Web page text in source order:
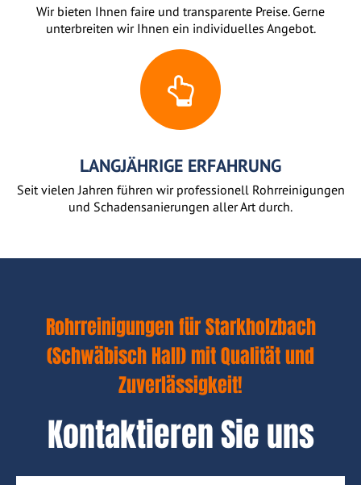
Wir bieten Ihnen faire und transparente Preise. Gerne
unterbreiten wir Ihnen ein individuelles Angebot.
LANGJÄHRIGE ERFAHRUNG
Seit vielen Jahren führen wir professionell Rohrreinigungen
und Schadensanierungen aller Art durch.
Rohrreinigungen für Starkholzbach
(Schwäbisch Hall) mit Qualität und
Zuverlässigkeit!
Kontaktieren Sie uns